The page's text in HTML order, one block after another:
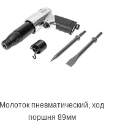
Молоток пневматический, ход
поршня 89мм